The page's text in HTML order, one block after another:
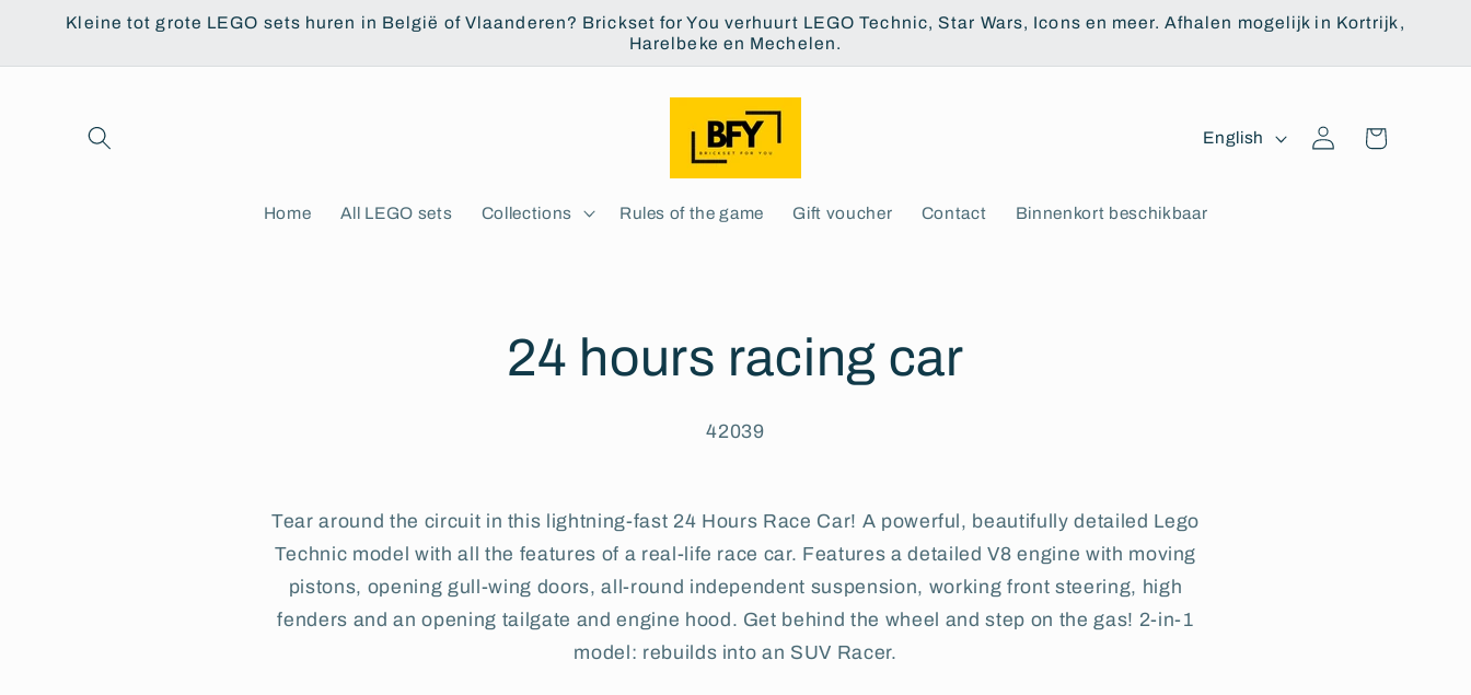
Skip to
Kleine tot grote LEGO sets huren in België of Vlaanderen? Brickset for You verhuurt LEGO Technic, Star Wars, Icons en meer. Afhalen mogelijk in Kortrijk,
Harelbeke en Mechelen.
Home All LEGO sets Collections Rules of the game Gift voucher Contact Binnenkort beschikbaar
L
n
English
Log
in
Cart
24 hours racing car
42039
Tear around the circuit in this lightning-fast 24 Hours Race Car! A powerful, beautifully detailed Lego
Technic model with all the features of a real-life race car. Features a detailed V8 engine with moving
pistons, opening gull-wing doors, all-round independent suspension, working front steering, high
fenders and an opening tailgate and engine hood. Get behind the wheel and step on the gas! 2-in-1
model: rebuilds into an SUV Racer.